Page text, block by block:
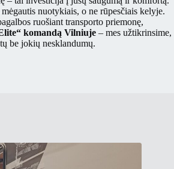
nuotykiais, o ne rūpesčiais kelyje.
ruošiant transporto priemonę,
komandą Vilniuje – mes užtikrinsime,
be jokių nesklandumų.